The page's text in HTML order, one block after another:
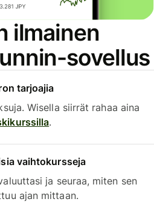
ilmainen
sovellus
tarjoajia
Wisella siirrät rahaa aina
.
vaihtokursseja
ja seuraa, miten sen
ajan mittaan.